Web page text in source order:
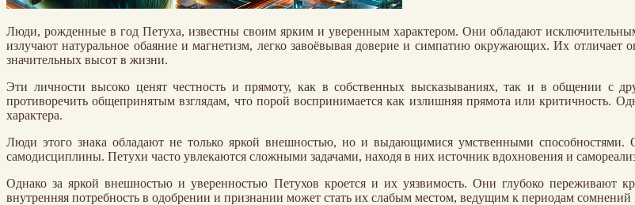
Люди, рожденные в год Петуха, известны своим ярким и уверенным характером. Они обладают
излучают натуральное обаяние и магнетизм, легко завоёвывая доверие и симпатию окружающих. Их отличает
значительных высот в жизни.
Эти личности высоко ценят честность и прямоту, как в собственных высказываниях, так и в общении с
противоречить общепринятым взглядам, что порой воспринимается как излишняя прямота или критичность.
характера.
Люди этого знака обладают не только яркой внешностью, но и выдающимися умственными
самодисциплины. Петухи часто увлекаются сложными задачами, находя в них источник вдохновения и
Однако за яркой внешностью и уверенностью Петухов кроется и их уязвимость. Они глубоко переживают
внутренняя потребность в одобрении и признании может стать их слабым местом, ведущим к периодам сомнений